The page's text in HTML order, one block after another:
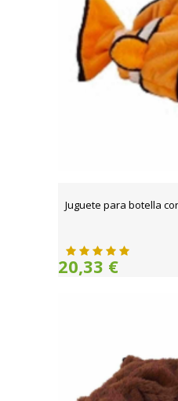
Juguete para botella
20,33 €